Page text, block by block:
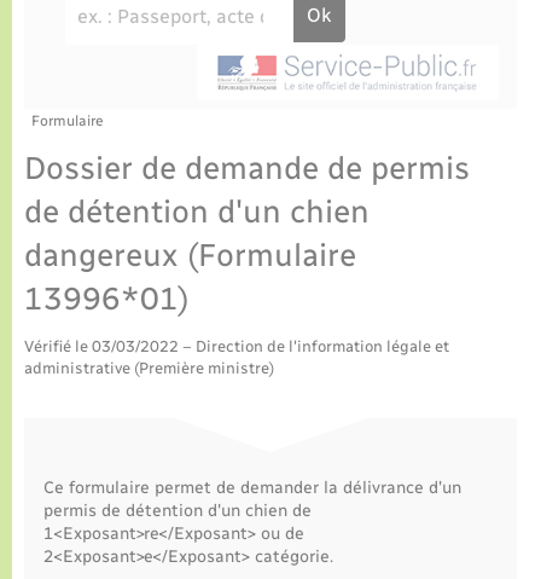
La Communauté de communes
La gazette – Bulletin municipal
Actualités
Agenda
Certificat d’immatriculation
Concessions funéraires
Collecte des déchets
Usages à respecter (bruit, brûlage, élagage)
Frelon asiatique
Sécurité - Prévention
Seniors
Transports
Numérique
Eau - Assainissement
Voirie et espace public
Formulaire
Dossier de demande de permis
de détention d'un chien
dangereux (Formulaire
13996*01)
Vérifié le 03/03/2022 – Direction de l'information légale et
administrative (Première ministre)
Ce formulaire permet de demander la délivrance d'un
permis de détention d'un chien de
1<Exposant>re</Exposant> ou de
2<Exposant>e</Exposant> catégorie.